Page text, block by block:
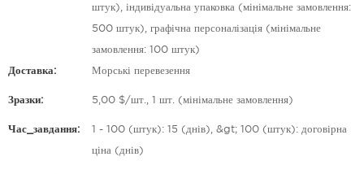
штук), індивідуальна упаковка (мінімальне замовлення:
500 штук), графічна персоналізація (мінімальне
замовлення: 100 штук)
Доставка: Морські перевезення
Зразки: 5,00 $/шт., 1 шт. (мінімальне замовлення)
Час_завдання: 1 - 100 (штук): 15 (днів), &gt; 100 (штук): договірна
ціна (днів)